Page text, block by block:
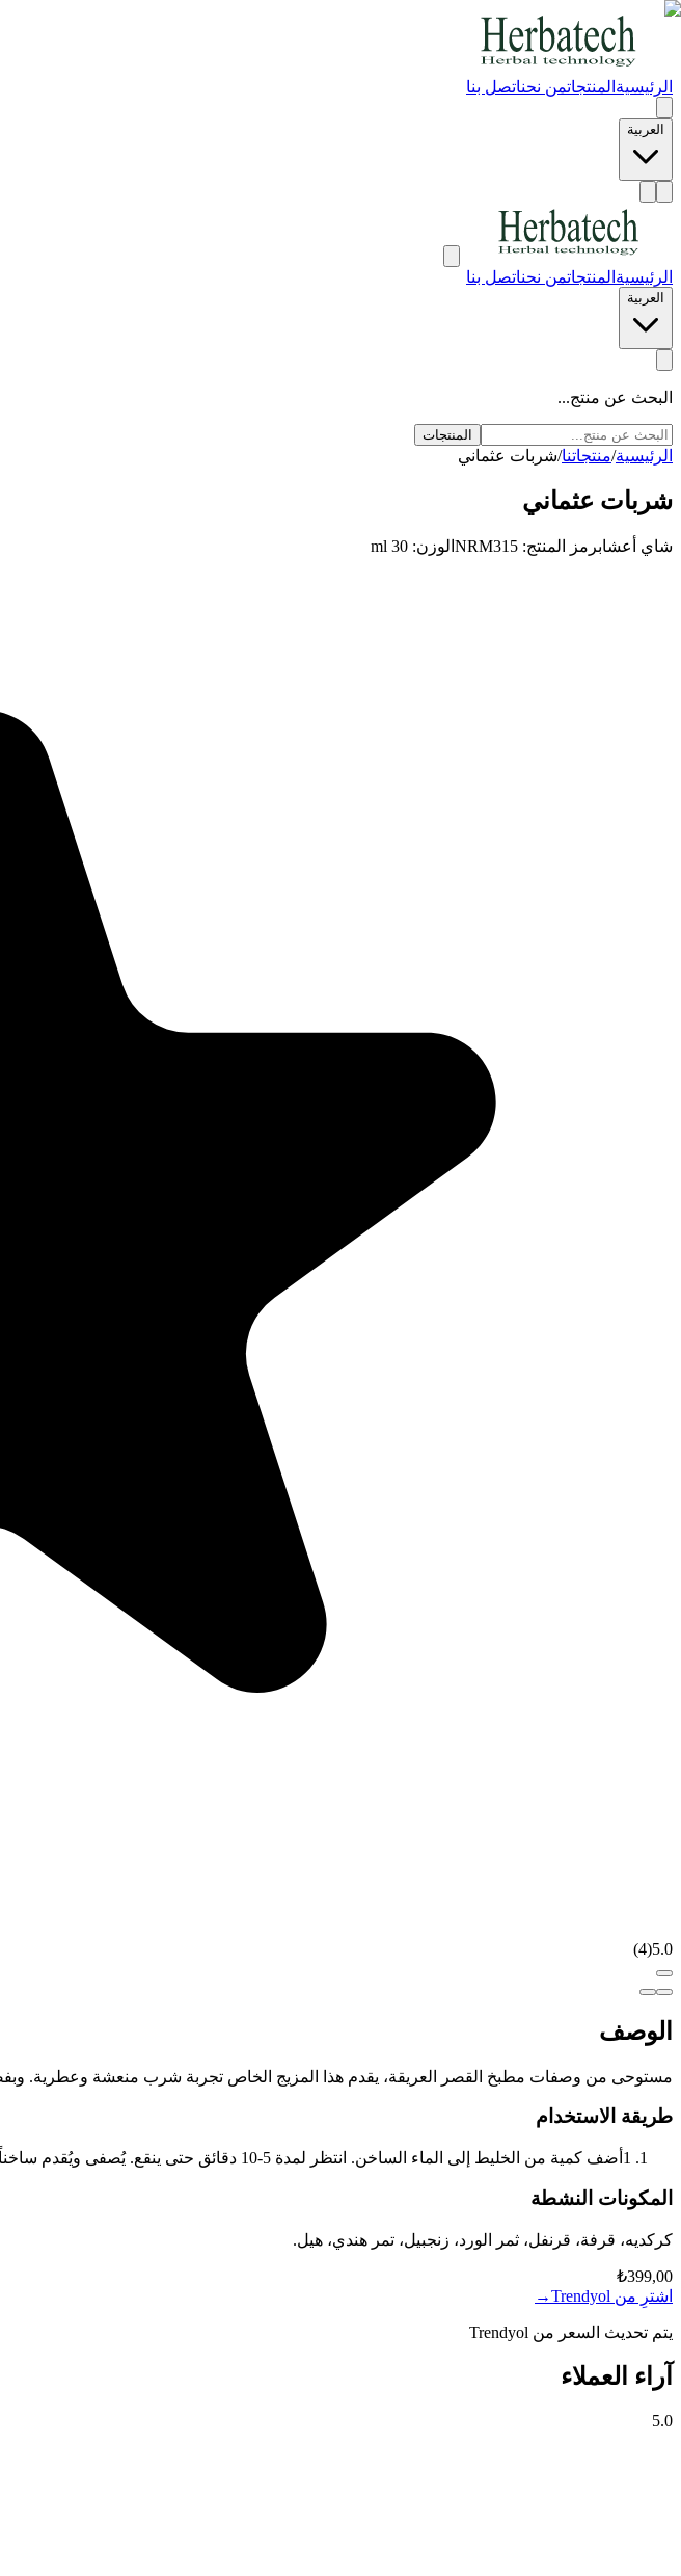
الرئيسية المنتجاتمن نحناتصل بنا
العربية
الرئيسية المنتجاتمن نحناتصل بنا
العربية
البحث عن منتج...
المنتجات
الرئيسية/منتجاتنا/شربات عثماني
شربات عثماني
شاي أعشابرمز المنتج:
NRM315 الوزن:
30 ml
5.0
(
4
)
الوصف
مستوحى من وصفات مطبخ القصر العريقة، يقدم هذا المزيج الخاص تجربة شرب منعشة وعطرية.
طريقة الاستخدام
1 أضف كمية من الخليط إلى الماء الساخن. انتظر لمدة 5-10 دقائق حتى ينقع. يُصفى ويُقدم ساخناً أو بارداً حسب الرغبة.
المكونات النشطة
كركديه، قرفة، قرنفل، ثمر الورد، زنجبيل، تمر هندي، هيل.
₺399,00
اشترِ من Trendyol
→
يتم تحديث السعر من Trendyol
آراء العملاء
5.0